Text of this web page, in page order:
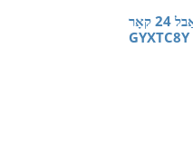
מיני פיגור 8 פיבער אָפּטיש קאַבל 24 קאָר